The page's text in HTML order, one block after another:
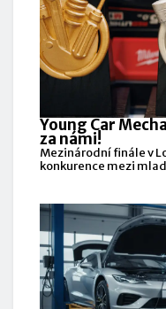
Young Car
za námi!
Mezinárodní finále v
konkurence mezi